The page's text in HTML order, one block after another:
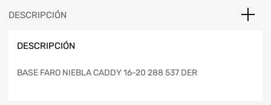
DESCRIPCIÓN
DESCRIPCIÓN
BASE FARO NIEBLA CADDY 16-20 288 537 DER